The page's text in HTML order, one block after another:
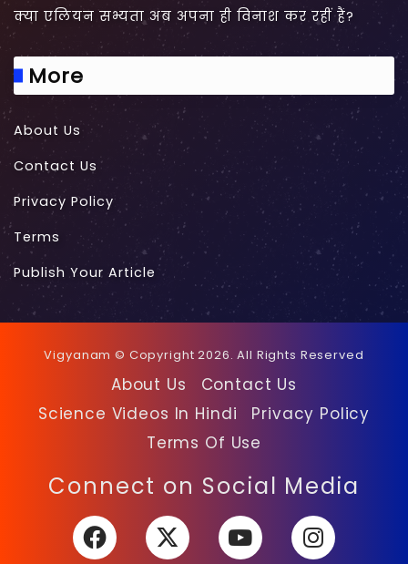
क्या एलियन सभ्यता अब अपना ही विनाश कर रहीं हैं?
More
About Us
Contact Us
Privacy Policy
Terms
Publish Your Article
Vigyanam © Copyright 2026. All Rights Reserved
About Us
Contact Us
Science Videos In Hindi
Privacy Policy
Terms Of Use
FacebookX YouTube